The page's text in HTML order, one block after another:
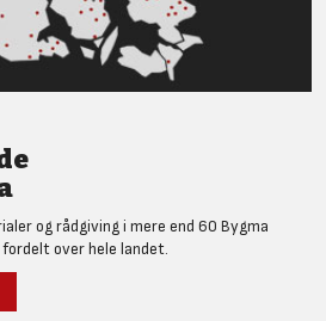
og rådgiving i mere end 60 Bygma
over hele landet.